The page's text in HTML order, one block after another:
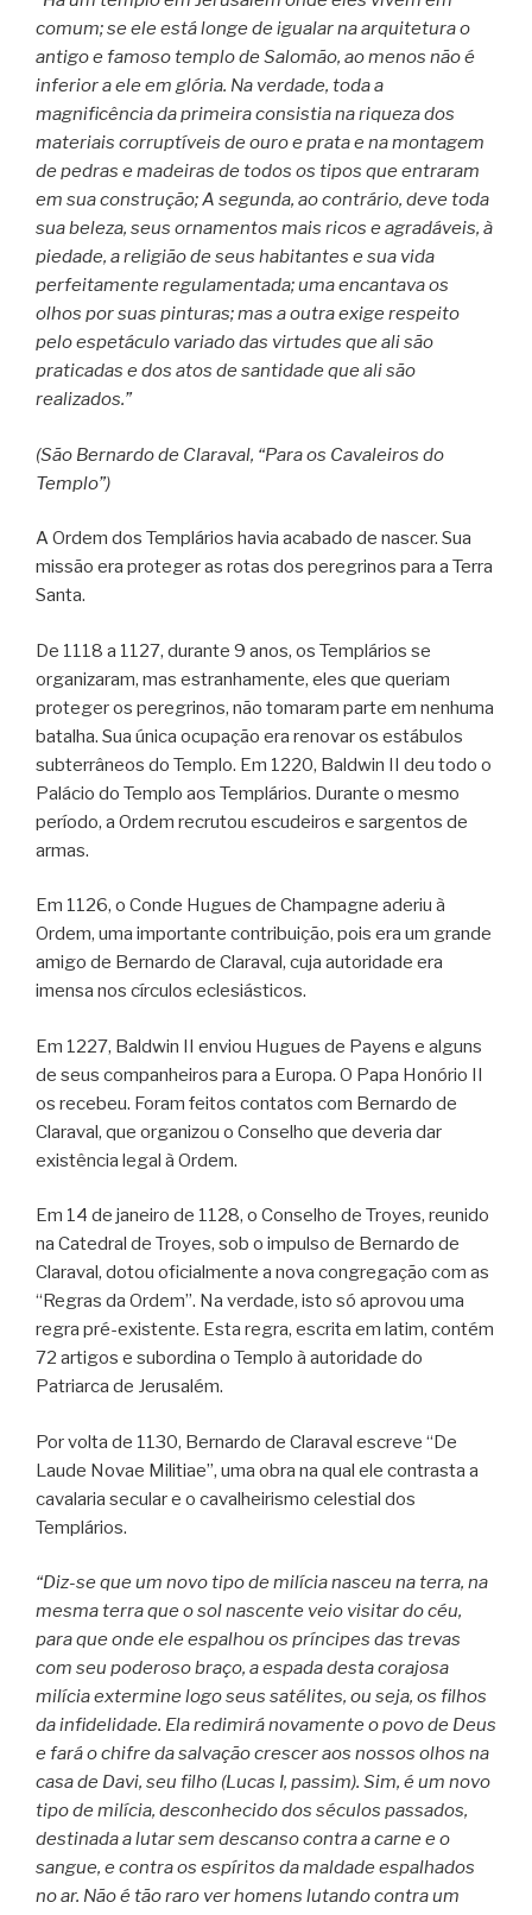
comum; se ele está longe de igualar na arquitetura o
antigo e famoso templo de Salomão, ao menos não é
inferior a ele em glória. Na verdade, toda a
magnificência da primeira consistia na riqueza dos
materiais corruptíveis de ouro e prata e na montagem
de pedras e madeiras de todos os tipos que entraram
em sua construção; A segunda, ao contrário, deve toda
sua beleza, seus ornamentos mais ricos e agradáveis, à
piedade, a religião de seus habitantes e sua vida
perfeitamente regulamentada; uma encantava os
olhos por suas pinturas; mas a outra exige respeito
pelo espetáculo variado das virtudes que ali são
praticadas e dos atos de santidade que ali são
realizados.”
(São Bernardo de Claraval, “Para os Cavaleiros do
Templo”)
A Ordem dos Templários havia acabado de nascer. Sua
missão era proteger as rotas dos peregrinos para a Terra
Santa.
De 1118 a 1127, durante 9 anos, os Templários se
organizaram, mas estranhamente, eles que queriam
proteger os peregrinos, não tomaram parte em nenhuma
batalha. Sua única ocupação era renovar os estábulos
subterrâneos do Templo. Em 1220, Baldwin II deu todo o
Palácio do Templo aos Templários. Durante o mesmo
período, a Ordem recrutou escudeiros e sargentos de
armas.
Em 1126, o Conde Hugues de Champagne aderiu à
Ordem, uma importante contribuição, pois era um grande
amigo de Bernardo de Claraval, cuja autoridade era
imensa nos círculos eclesiásticos.
Em 1227, Baldwin II enviou Hugues de Payens e alguns
de seus companheiros para a Europa. O Papa Honório II
os recebeu. Foram feitos contatos com Bernardo de
Claraval, que organizou o Conselho que deveria dar
existência legal à Ordem.
Em 14 de janeiro de 1128, o Conselho de Troyes, reunido
na Catedral de Troyes, sob o impulso de Bernardo de
Claraval, dotou oficialmente a nova congregação com as
“Regras da Ordem”. Na verdade, isto só aprovou uma
regra pré-existente. Esta regra, escrita em latim, contém
72 artigos e subordina o Templo à autoridade do
Patriarca de Jerusalém.
Por volta de 1130, Bernardo de Claraval escreve “De
Laude Novae Militiae”, uma obra na qual ele contrasta a
cavalaria secular e o cavalheirismo celestial dos
Templários.
“Diz-se que um novo tipo de milícia nasceu na terra, na
mesma terra que o sol nascente veio visitar do céu,
para que onde ele espalhou os príncipes das trevas
com seu poderoso braço, a espada desta corajosa
milícia extermine logo seus satélites, ou seja, os filhos
da infidelidade. Ela redimirá novamente o povo de Deus
e fará o chifre da salvação crescer aos nossos olhos na
casa de Davi, seu filho (Lucas I, passim). Sim, é um novo
tipo de milícia, desconhecido dos séculos passados,
destinada a lutar sem descanso contra a carne e o
sangue, e contra os espíritos da maldade espalhados
no ar. Não é tão raro ver homens lutando contra um